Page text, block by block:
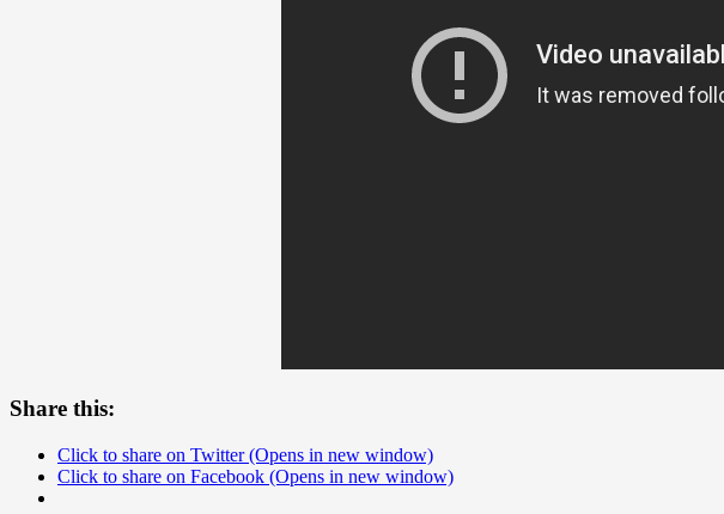
Share this:
Click to share on Twitter (Opens in new window)
Click to share on Facebook (Opens in new window)